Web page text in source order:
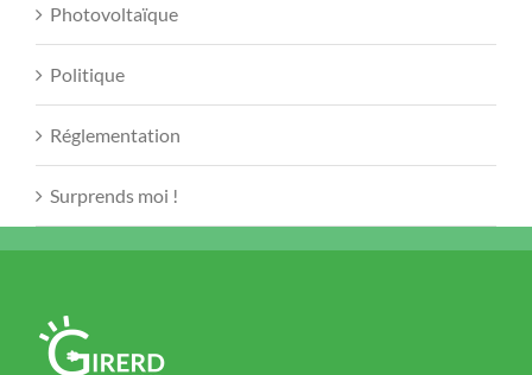
Photovoltaïque
Politique
Réglementation
Surprends moi !